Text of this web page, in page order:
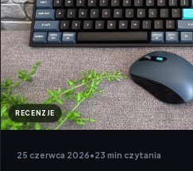
RECENZJE
25 czerwca 2026•23 min czytania